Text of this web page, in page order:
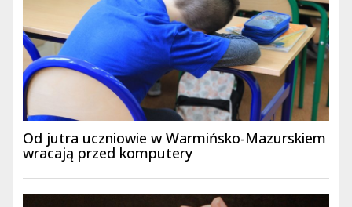
Od jutra uczniowie w Warmińsko-Mazurskiem
wracają przed komputery